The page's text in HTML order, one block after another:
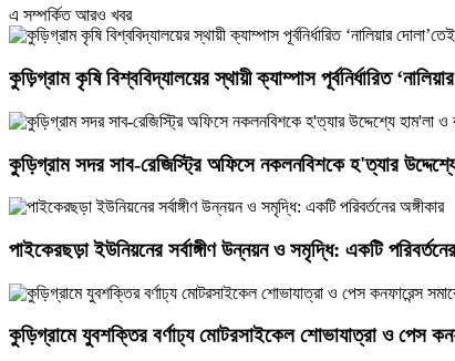
এ সম্পর্কিত আরও খবর
কুড়িগ্রাম কৃষি বিশ্ববিদ্যালয়ের স্থায়ী ক্যাম্পাস পূর্বনির্ধারিত
কুড়িগ্রাম সদর সাব-রেজিস্ট্রি অফিসে নকলনবিশকে হ'ত্যার
পাইকেরছড়া ইউনিয়নের সর্বাঙ্গীণ উন্নয়ন ও সমৃদ্ধি: একটি
কুড়িগ্রামে যুবশক্তির বর্ণাঢ্য মোটরসাইকেল শোভাযাত্রা ও পেস